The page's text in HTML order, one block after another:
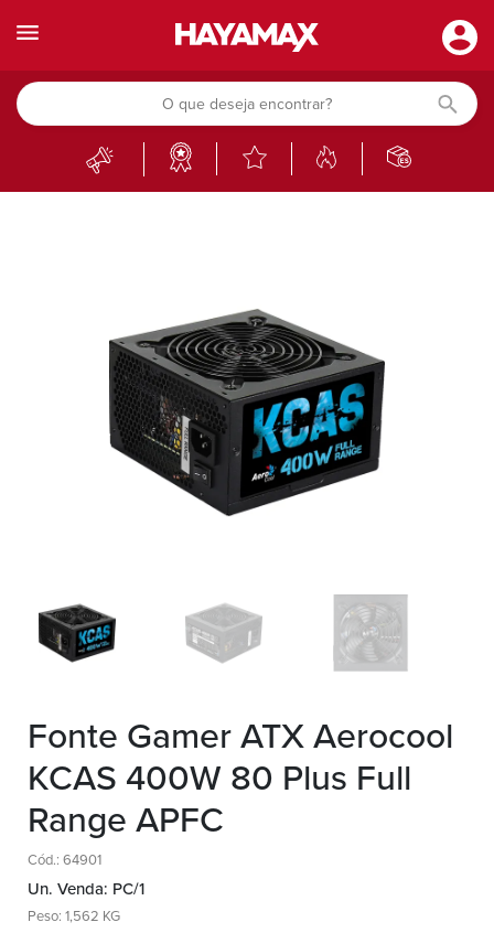
Fonte Gamer ATX Aerocool
KCAS 400W 80 Plus Full
Range APFC
Cód.: 64901
Un. Venda: PC/1
Peso: 1,562 KG